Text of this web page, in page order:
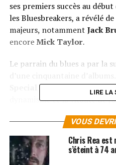
ses premiers succès au
les Bluesbreakers, a révélé
majeurs, notamment Jack
encoreMick Taylor.
Le parrain du blues a par la
Special Life, sorti cette
dynamisme et la vitalité de
americana (un mélange de
Entouré de
Rocky Athas à
Rzabà la basse (Chicago) et
batterie depuis plus de 5 ans,
LIRE LA
VOUS
Chris Rea
s’éteint à 74